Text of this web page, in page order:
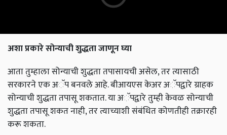
अशा प्रकारे सोन्याची शुद्धता जाणून घ्या
आता तुम्हाला सोन्याची शुद्धता तपासायची असेल, तर त्यासाठी
सरकारने एक अॅप बनवले आहे. बीआयएस केअर अॅपद्वारे ग्राहक
सोन्याची शुद्धता तपासू शकतात. या अॅपद्वारे तुम्ही केवळ सोन्याची
शुद्धता तपासू शकत नाही, तर त्याच्याशी संबंधित कोणतीही तक्रारही
करू शकता.